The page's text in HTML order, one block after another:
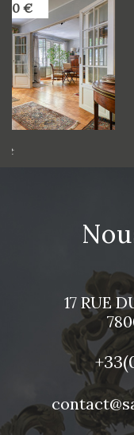
17 RUE